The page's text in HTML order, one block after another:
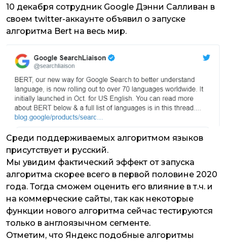
10 декабря сотрудник Google Дэнни Салливан в
своем twitter-аккаунте объявил о запуске
алгоритма Bert на весь мир.
Среди поддерживаемых алгоритмом языков
присутствует и русский.
Мы увидим фактический эффект от запуска
алгоритма скорее всего в первой половине 2020
года. Тогда сможем оценить его влияние в т.ч. и
на коммерческие сайты, так как некоторые
функции нового алгоритма сейчас тестируются
только в англоязычном сегменте.
Отметим, что Яндекс подобные алгоритмы